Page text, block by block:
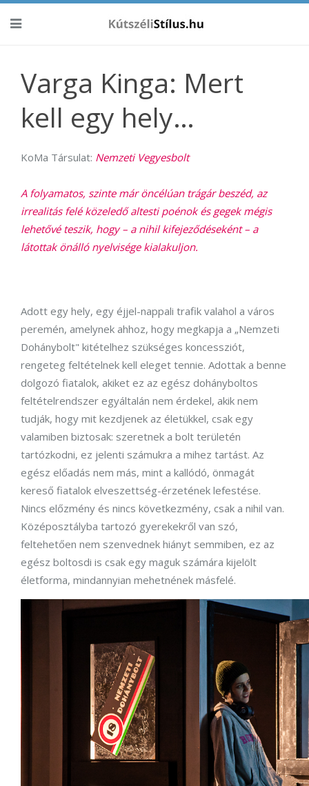
Varga Kinga: Mert
kell egy hely…
KoMa Társulat: Nemzeti Vegyesbolt
A folyamatos, szinte már öncélúan trágár beszéd, az
irrealitás felé közeledő altesti poénok és gegek mégis
lehetővé teszik, hogy – a nihil kifejeződéseként – a
látottak önálló nyelvisége kialakuljon.
Adott egy hely, egy éjjel-nappali trafik valahol a város
peremén, amelynek ahhoz, hogy megkapja a „Nemzeti
Dohánybolt" kitételhez szükséges koncessziót,
rengeteg feltételnek kell eleget tennie. Adottak a benne
dolgozó fiatalok, akiket ez az egész dohányboltos
feltételrendszer egyáltalán nem érdekel, akik nem
tudják, hogy mit kezdjenek az életükkel, csak egy
valamiben biztosak: szeretnek a bolt területén
tartózkodni, ez jelenti számukra a mihez tartást. Az
egész előadás nem más, mint a kallódó, önmagát
kereső fiatalok elveszettség-érzetének lefestése.
Nincs előzmény és nincs következmény, csak a nihil van.
Középosztályba tartozó gyerekekről van szó,
feltehetően nem szenvednek hiányt semmiben, ez az
egész boltosdi is csak egy maguk számára kijelölt
életforma, mindannyian mehetnének másfelé.